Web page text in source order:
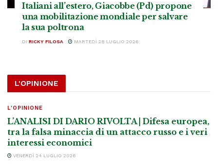
Italiani all’estero, Giacobbe (Pd) propone
una mobilitazione mondiale per salvare
la sua poltrona
DI RICKY FILOSA MARTEDÌ 28 LUGLIO 2026
L'OPINIONE
L'OPINIONE
L’ANALISI DI DARIO RIVOLTA | Difesa europea,
tra la falsa minaccia di un attacco russo e i veri
interessi economici
VENERDÌ 24 LUGLIO 2026